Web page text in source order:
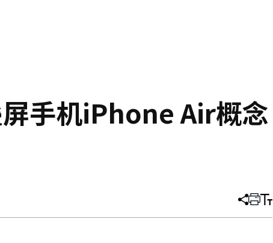
手机iPhone Air概念
分
文
打 调
大